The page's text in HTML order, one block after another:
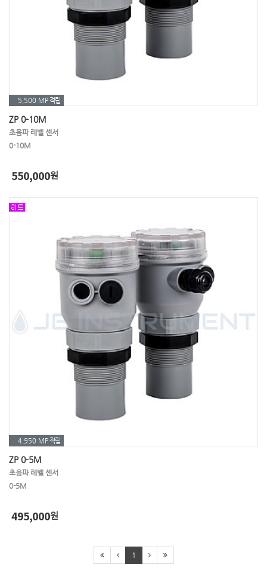
5,500 MP 적립
ZP 0-10M
초음파 레벨 센서
0-10M
550,000원
4,950 MP 적립
ZP 0-5M
초음파 레벨 센서
0-5M
495,000원
1